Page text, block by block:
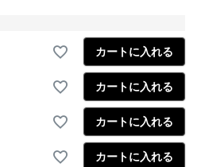
カートに入れる
カートに入れる
カートに入れる
カートに入れる